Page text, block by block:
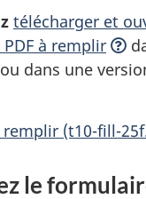
télécharger et
à remplir
dans une
remplir (t10-fill-
le